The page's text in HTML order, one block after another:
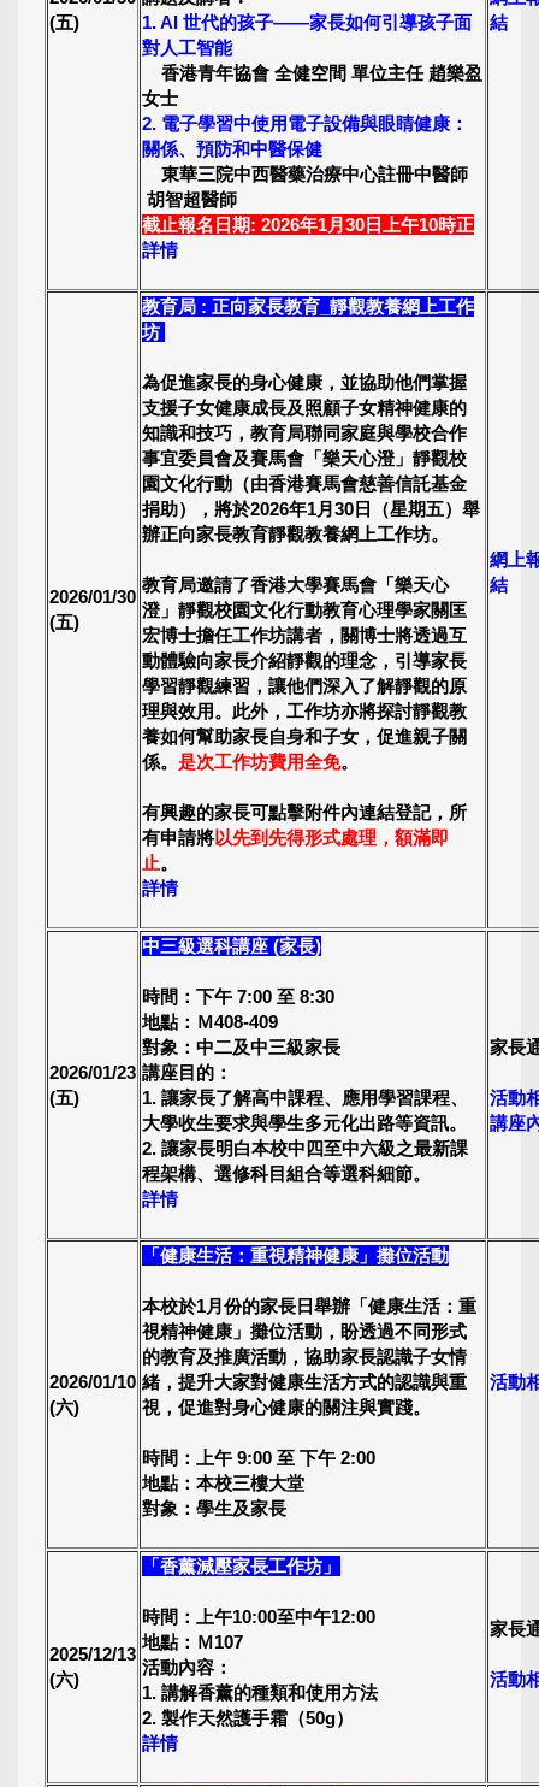
(五)
1. AI 世代的孩子——家長如何引導孩子面
對人工智能
香港青年協會 全健空間 單位主任 趙樂盈
女士
2. 電子學習中使用電子設備與眼睛健康：
關係、預防和中醫保健
東華三院中西醫藥治療中心註冊中醫師
胡智超醫師
截止報名日期: 2026年1月30日上午10時正
詳情
結
2026/01/30
(五)
教育局 : 正向家長教育_靜觀教養網上工作
坊
為促進家長的身心健康，並協助他們掌握
支援子女健康成長及照顧子女精神健康的
知識和技巧，教育局聯同家庭與學校合作
事宜委員會及賽馬會「樂天心澄」靜觀校
園文化行動（由香港賽馬會慈善信託基金
捐助），將於2026年1月30日（星期五）舉
辦正向家長教育靜觀教養網上工作坊。
教育局邀請了香港大學賽馬會「樂天心
澄」靜觀校園文化行動教育心理學家關匡
宏博士擔任工作坊講者，關博士將透過互
動體驗向家長介紹靜觀的理念，引導家長
學習靜觀練習，讓他們深入了解靜觀的原
理與效用。此外，工作坊亦將探討靜觀教
養如何幫助家長自身和子女，促進親子關
係。 是次工作坊費用全免。
有興趣的家長可點擊附件內連結登記，所
有申請將以先到先得形式處理，額滿即
止。
詳情
網上
結
2026/01/23
(五)
中三級選科講座 (家長)
時間：下午 7:00 至 8:30
地點：Ｍ408-409
對象：中二及中三級家長
講座目的：
1. 讓家長了解高中課程、應用學習課程、
大學收生要求與學生多元化出路等資訊。
2. 讓家長明白本校中四至中六級之最新課
程架構、選修科目組合等選科細節。
詳情
家長
活動
講座
2026/01/10
(六)
「健康生活：重視精神健康」攤位活動
本校於1月份的家長日舉辦「健康生活：重
視精神健康」攤位活動，盼透過不同形式
的教育及推廣活動，協助家長認識子女情
緒，提升大家對健康生活方式的認識與重
視，促進對身心健康的關注與實踐。
時間：上午 9:00 至 下午 2:00
地點：本校三樓大堂
對象：學生及家長
活動
2025/12/13
(六)
「香薰減壓家長工作坊」
時間：上午10:00至中午12:00
地點：Ｍ107
活動內容：
1. 講解香薰的種類和使用方法
2. 製作天然護手霜（50g）
詳情
家長
活動